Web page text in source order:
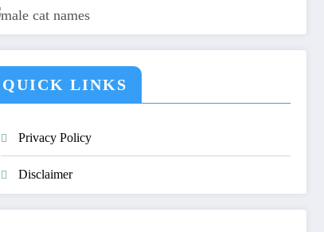
QUICK LINKS
Privacy Policy
Disclaimer